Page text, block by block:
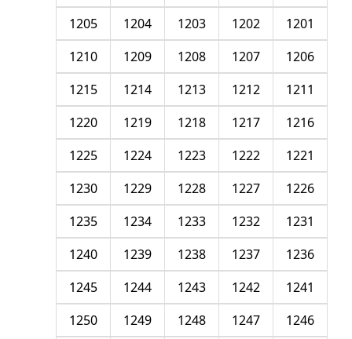
1201
1202
1203
1204
1205
1206
1207
1208
1209
1210
1211
1212
1213
1214
1215
1216
1217
1218
1219
1220
1221
1222
1223
1224
1225
1226
1227
1228
1229
1230
1231
1232
1233
1234
1235
1236
1237
1238
1239
1240
1241
1242
1243
1244
1245
1246
1247
1248
1249
1250